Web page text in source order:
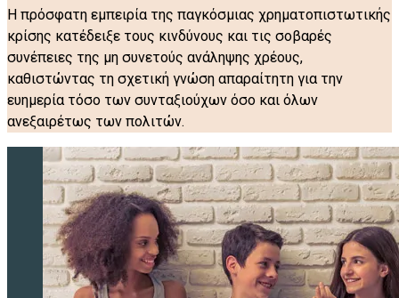
Η πρόσφατη εμπειρία της παγκόσμιας χρηματοπιστωτικής
κρίσης κατέδειξε τους κινδύνους και τις σοβαρές
συνέπειες της μη συνετούς ανάληψης χρέους,
καθιστώντας τη σχετική γνώση απαραίτητη για την
ευημερία τόσο των συνταξιούχων όσο και όλων
ανεξαιρέτως των πολιτών.